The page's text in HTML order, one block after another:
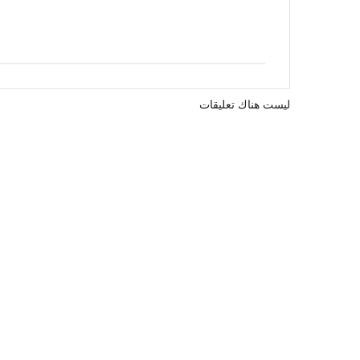
ليست هناك تعليقات